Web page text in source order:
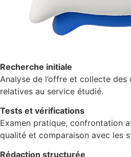
Recherche initiale
Analyse de l’offre et collecte des
relatives au service étudié.
Tests et vérifications
Examen pratique, confrontation
qualité et comparaison avec les
Rédaction structurée